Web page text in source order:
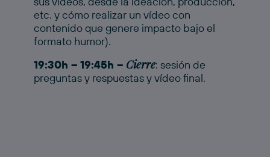
etc. y cómo realizar un vídeo con
contenido que genere impacto bajo el
formato humor).
19:30h – 19:45h – Cierre: sesión de
preguntas y respuestas y vídeo final.